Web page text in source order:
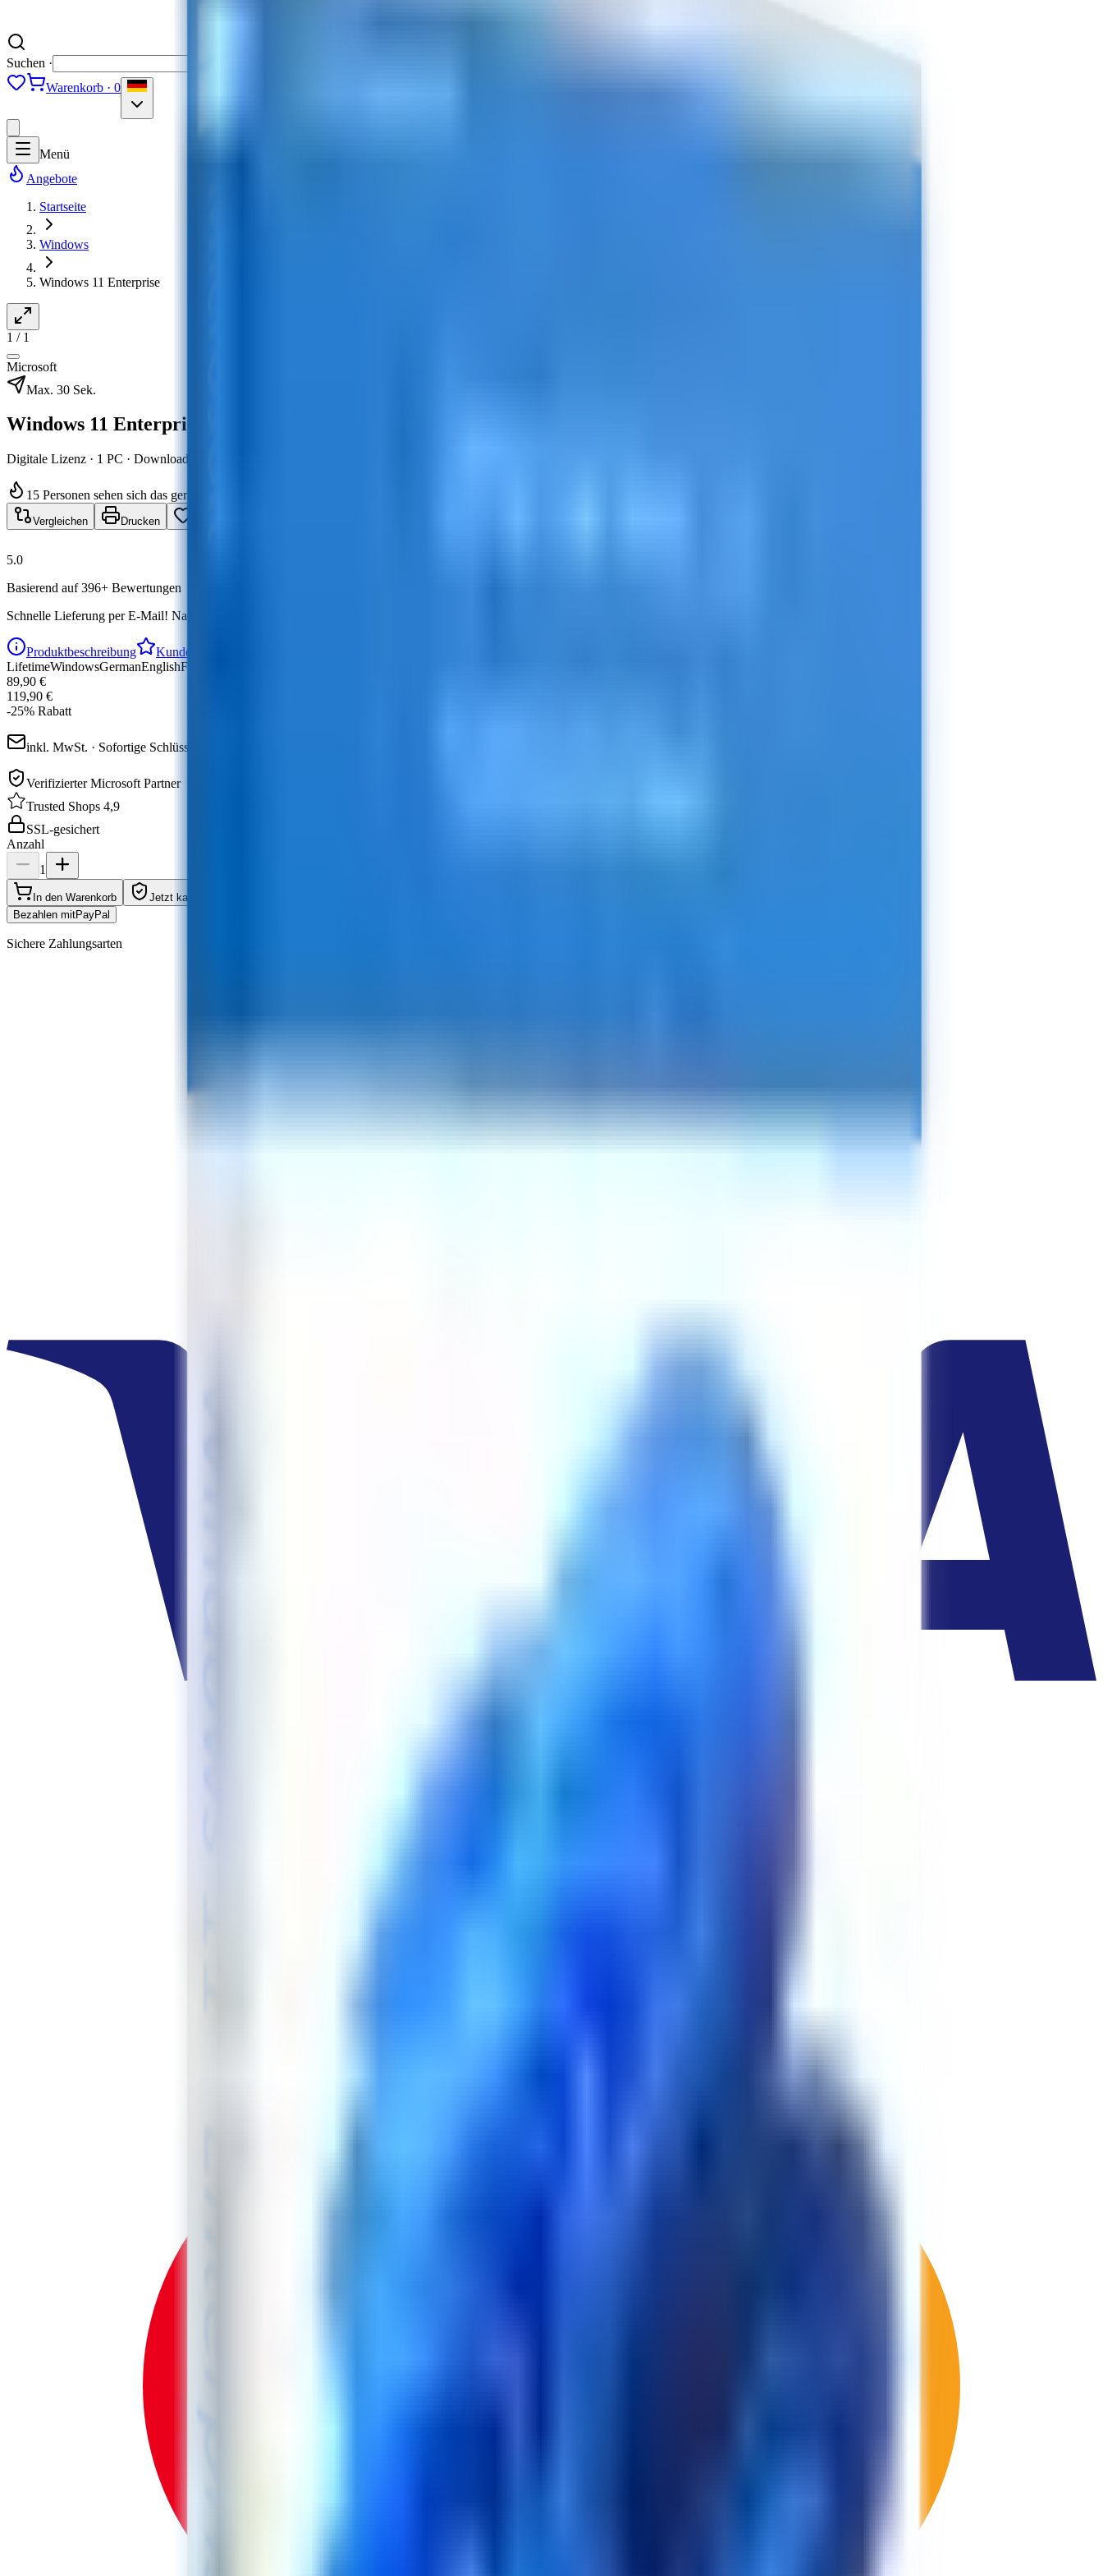
Suchen ·
Warenkorb · 0
Menü
Angebote
Startseite
Windows
Windows 11 Enterprise
1 / 1
Microsoft
Max. 30 Sek.
Windows 11 Enterprise
Digitale Lizenz · 1 PC · Download
15 Personen sehen sich das gerade an
Vergleichen Drucken
5.0
Basierend auf 396+ Bewertungen
Schnelle Lieferung per E-Mail! Nach dem Kauf erhalten Sie Ihren Lizenzschlüssel sofort per E-Mail — meist innerhalb weniger Sekunden.
Produktbeschreibung Kundenbewertungen
LifetimeWindowsGermanEnglishFrench
89,90 €
119,90 €
-25% Rabatt
inkl. MwSt. · Sofortige Schlüsselzustellung per E-Mail
Verifizierter Microsoft Partner
Trusted Shops 4,9
SSL-gesichert
Anzahl
1
In den Warenkorb
Jetzt kaufen
Bezahlen mitPayPal
Sichere Zahlungsarten